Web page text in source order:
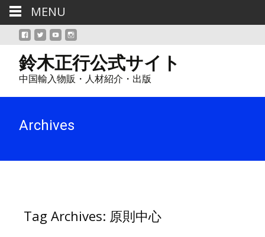
鈴木正行公式サイト
中国輸入物販・人材紹介・出版
Archives
Tag Archives: 原則中心
MENU